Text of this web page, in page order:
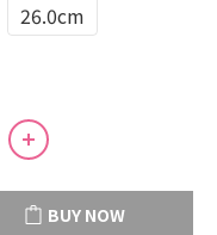
26.0cm
BUY NOW